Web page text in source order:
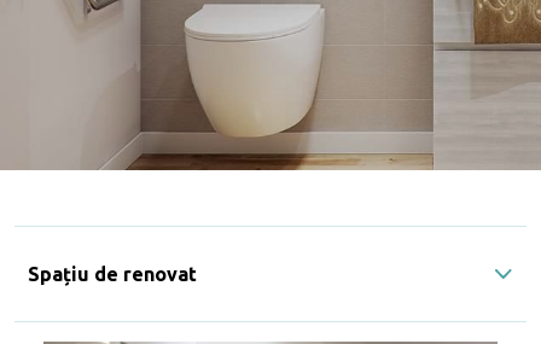
Spațiu de renovat